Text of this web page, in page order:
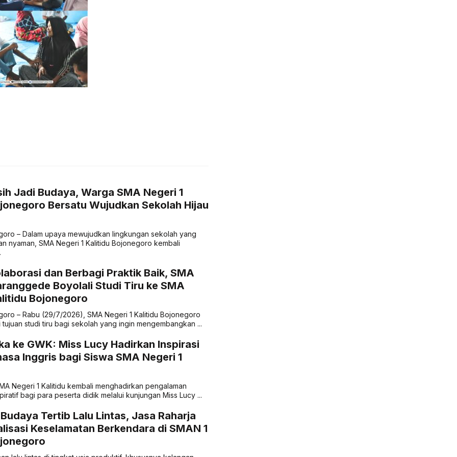
Jadi Budaya, Warga SMA Negeri 1
Bersatu Wujudkan Sekolah Hijau
– Dalam upaya mewujudkan lingkungan sekolah yang
nyaman, SMA Negeri 1 Kalitidu Bojonegoro kembali
dan Berbagi Praktik Baik, SMA
Boyolali Studi Tiru ke SMA
Bojonegoro
– Rabu (29/7/2026), SMA Negeri 1 Kalitidu Bojonegoro
studi tiru bagi sekolah yang ingin mengembangkan ...
ke GWK: Miss Lucy Hadirkan Inspirasi
Inggris bagi Siswa SMA Negeri 1
Negeri 1 Kalitidu kembali menghadirkan pengalaman
bagi para peserta didik melalui kunjungan Miss Lucy ...
Tertib Lalu Lintas, Jasa Raharja
Keselamatan Berkendara di SMAN 1